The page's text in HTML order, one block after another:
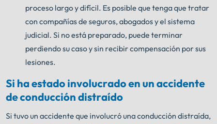
proceso largo y difícil. Es posible que tenga que tratar
con compañías de seguros, abogados y el sistema
judicial. Si no está preparado, puede terminar
perdiendo su caso y sin recibir compensación por sus
lesiones.
Si ha estado involucrado en un accidente
de conducción distraído
Si tuvo un accidente que involucró una conducción distraída,